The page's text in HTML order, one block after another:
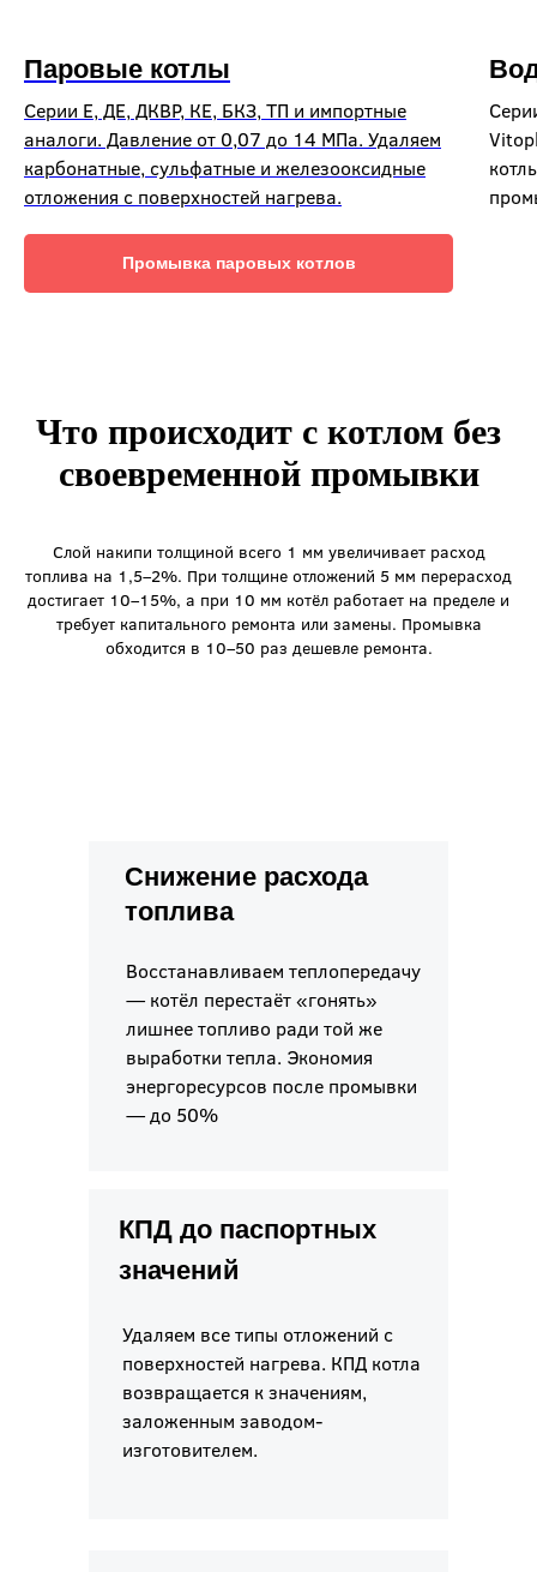
Паровые котлы
Серии Е, ДЕ, ДКВР, КЕ, БКЗ, ТП и импортные
аналоги. Давление от 0,07 до 14 МПа. Удаляем
карбонатные, сульфатные и железооксидные
отложения с поверхностей нагрева.
Промывка паровых котлов
Что происходит с котлом без
своевременной промывки
Слой накипи толщиной всего 1 мм увеличивает расход
топлива на 1,5–2%. При толщине отложений 5 мм перерасход
достигает 10–15%, а при 10 мм котёл работает на пределе и
требует капитального ремонта или замены. Промывка
обходится в 10–50 раз дешевле ремонта.
Снижение расхода
топлива
Восстанавливаем теплопередачу
— котёл перестаёт «гонять»
лишнее топливо ради той же
выработки тепла. Экономия
энергоресурсов после промывки
— до 50%
КПД до паспортных
значений
Удаляем все типы отложений с
поверхностей нагрева. КПД котла
возвращается к значениям,
заложенным заводом-
изготовителем.